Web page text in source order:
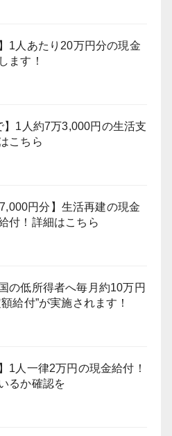
1人あたり20万円分の現金
ます！
】1人約7万3,000円の生活支
こちら
円分】生活再建の現金
付！詳細はこちら
の低所得者へ毎月約10万円
給付”が実施されます！
1人一律2万円の現金給付！
るか確認を